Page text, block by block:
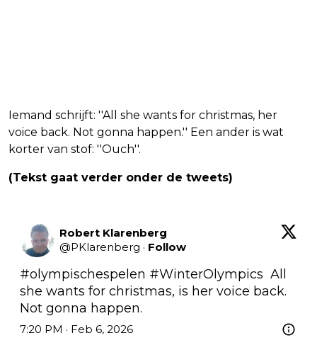
Iemand schrijft: ''All she wants for christmas, her
voice back. Not gonna happen.'' Een ander is wat
korter van stof: ''Ouch''.
(Tekst gaat verder onder de tweets)
Robert Klarenberg
@PKlarenberg · Follow
#olympischespelen #WinterOlympics
  All
she wants for christmas, is her voice back.
Not gonna happen.
7:20 PM · Feb 6, 2026